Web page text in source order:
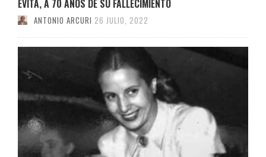
EVITA, A 70 AÑOS DE SU FALLECIMIENTO
ANTONIO ARCURI 26 JULIO, 2022